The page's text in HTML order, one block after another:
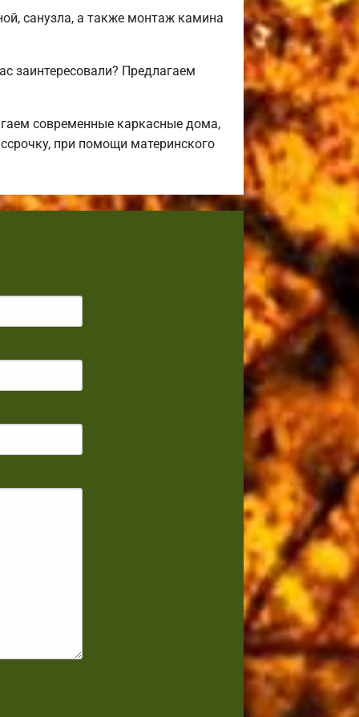
санузла, а также монтаж камина
заинтересовали? Предлагаем
современные каркасные дома,
при помощи материнского